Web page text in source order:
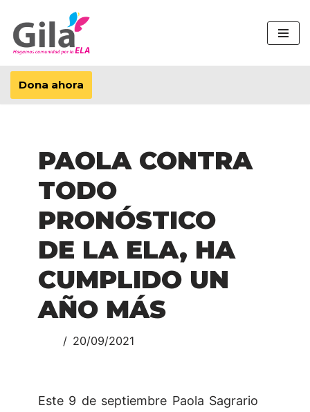
Saltar
al
contenido
Dona ahora
PAOLA CONTRA
TODO
PRONÓSTICO
DE LA ELA, HA
CUMPLIDO UN
AÑO MÁS
20/09/2021
Este 9 de septiembre Paola Sagrario